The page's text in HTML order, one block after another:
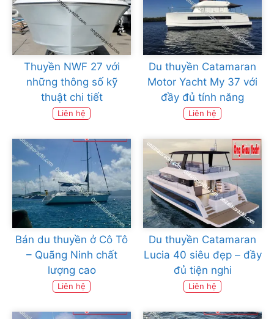
Thuyền NWF 27 với
những thông số kỹ
thuật chi tiết
Liên hệ
Du thuyền Catamaran
Motor Yacht My 37 với
đầy đủ tính năng
Liên hệ
Bán du thuyền ở Cô Tô
– Quãng Ninh chất
lượng cao
Liên hệ
Du thuyền Catamaran
Lucia 40 siêu đẹp – đầy
đủ tiện nghi
Liên hệ